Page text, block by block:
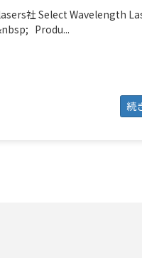
社 Select Wavelength
Produ...
続